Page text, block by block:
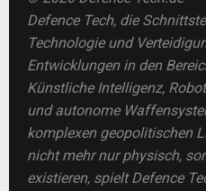
Defence Tech, die
Technologie und
Entwicklungen in den
Künstliche Intelligenz,
und autonome
komplexen geopolitischen
nicht mehr nur physisch,
existieren, spielt Defence